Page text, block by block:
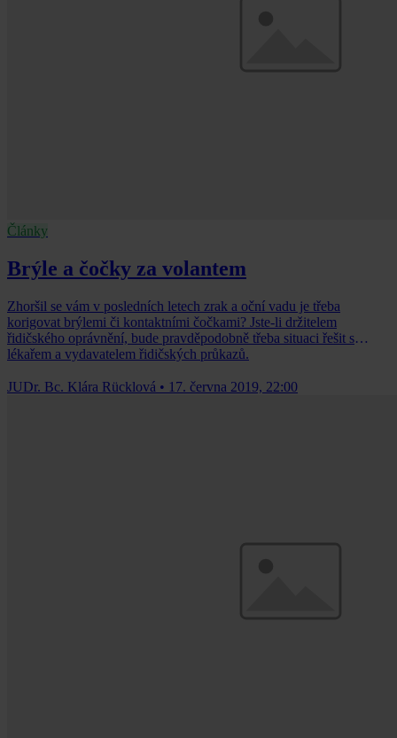
Články
Brýle a čočky za volantem
Zhoršil se vám v posledních letech zrak a oční vadu je třeba
korigovat brýlemi či kontaktními čočkami? Jste-li držitelem
řidičského oprávnění, bude pravděpodobně třeba situaci řešit s
lékařem a vydavatelem řidičských průkazů.
JUDr. Bc. Klára Rücklová • 17. června 2019, 22:00